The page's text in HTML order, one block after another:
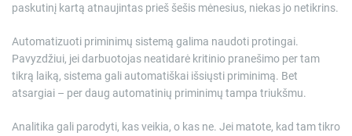
paskutinį kartą atnaujintas prieš šešis mėnesius, niekas jo netikrins.
Automatizuoti priminimų sistemą galima naudoti protingai.
Pavyzdžiui, jei darbuotojas neatidarė kritinio pranešimo per tam
tikrą laiką, sistema gali automatiškai išsiųsti priminimą. Bet
atsargiai – per daug automatinių priminimų tampa triukšmu.
Analitika gali parodyti, kas veikia, o kas ne. Jei matote, kad tam tikro